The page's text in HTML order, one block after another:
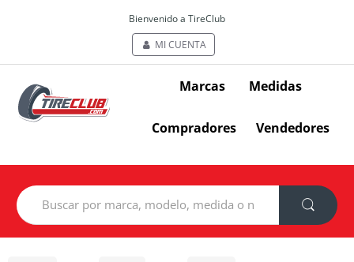
Bienvenido a TireClub
MI CUENTA
Marcas Medidas
Compradores Vendedores
Search
for: